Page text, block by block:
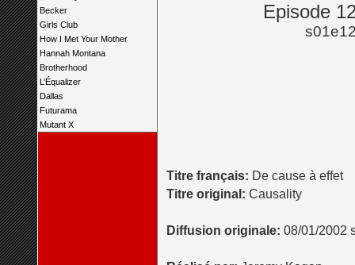
Becker
Girls Club
How I Met Your Mother
Hannah Montana
Brotherhood
L’Équalizer
Dallas
Futurama
Mutant X
Episode
Titre français: De cause à effet
Titre original: Causality
Diffusion originale: 08/01/2002